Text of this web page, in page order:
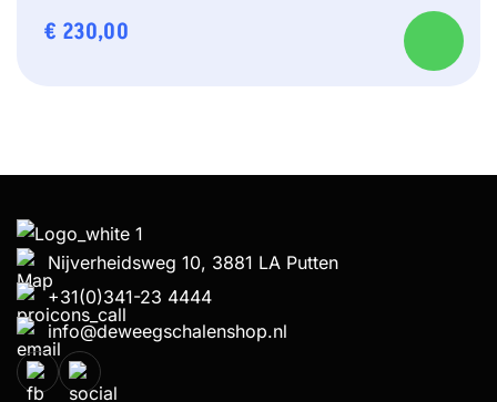
€ 230,00
Nijverheidsweg 10, 3881 LA Putten
+31(0)341-23 4444
info@deweegschalenshop.nl